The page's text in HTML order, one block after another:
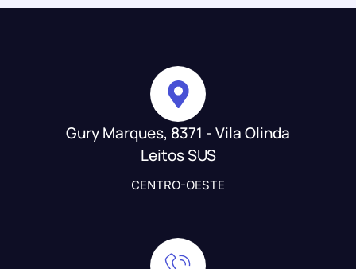
Gury Marques, 8371 - Vila Olinda
Leitos SUS
CENTRO-OESTE